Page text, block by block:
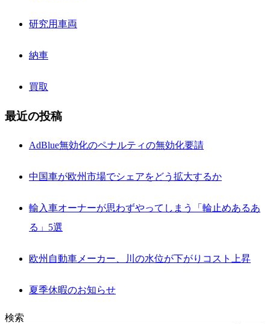
研究用車両
納車
買取
最近の投稿
AdBlue無効化のペナルティの無効化要請
中国車が欧州市場でシェアをどう拡大するか
輸入車オーナーが思わずやってしまう「輪止めあるあ
る」5選
欧州自動車メーカー、川の水位が下がりコスト上昇
夏季休暇のお知らせ
検索